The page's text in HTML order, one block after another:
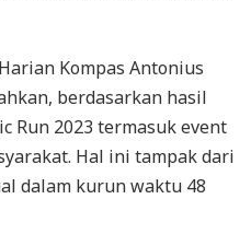
Kompas Antonius
berdasarkan hasil
Run 2023 termasuk event
Hal ini tampak dari
dalam kurun waktu 48